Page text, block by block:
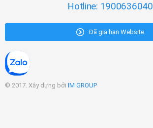
Hotline: 1900636040
Đã gia hạn Website
© 2017. Xây dựng bởi IM GROUP